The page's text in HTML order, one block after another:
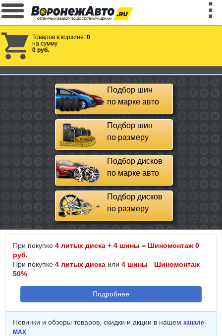
Товаров в корзине: 0
на сумму
0 руб.
Подбор шин
по марке авто
Подбор шин
по размеру
Подбор дисков
по марке авто
Подбор дисков
по размеру
При покупке 4 литых диска + 4 шины = Шиномонтаж 0
руб.
При покупке 4 литых диска или 4 шины - Шиномонтаж
50%
Подробнее
Новинки и обзоры товаров, скидки и акции в нашем канале
MAX